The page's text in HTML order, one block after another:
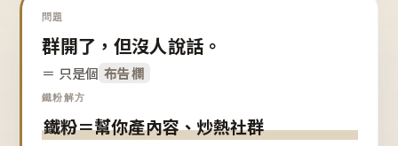
問題
群開了，但沒人說話。
＝ 只是個 布告欄
鐵粉解方
鐵粉＝幫你產內容、炒熱社群